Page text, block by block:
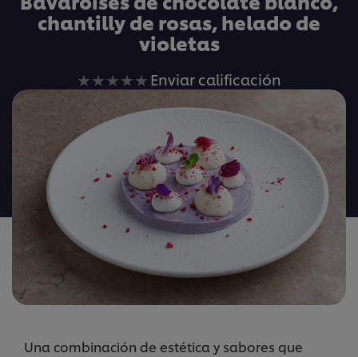
chantilly de rosas, helado de
violetas
No
enviado
calificaciones
para
este
recipe
Enviar calificación
Una combinación de estética y sabores que